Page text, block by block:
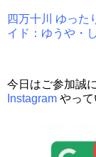
四万十川 ゆった
イド：ゆうや・
今日はご参加誠
Instagram やっ